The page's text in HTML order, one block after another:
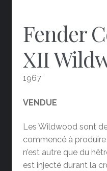
Fender
XII
1967
VENDUE
Les Wildwood sont
commencé à
n’est autre que du
est injecté durant la